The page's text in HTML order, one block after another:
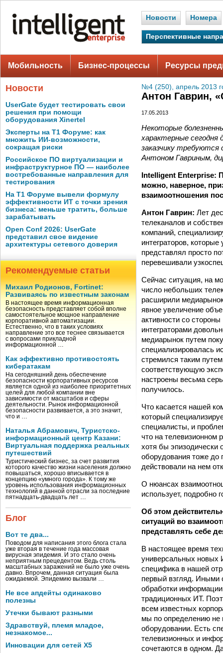
Новости Номера
Перспективные
Мобильность Бизнес-процессы Ресурсы
Новости
UserGate будет тестировать свои
решения при помощи
оборудования Xinertel
Эксперты на Т1 Форуме: как
множить ИИ-возможности,
сокращая риски
Российское ПО виртуализации и
инфраструктурное ПО — наиболее
востребованные направления для
тестирования
На Т1 Форуме вывели формулу
эффективности ИТ с точки зрения
бизнеса: меньше тратить, больше
зарабатывать
Open Conf 2026: UserGate
представил свое видение
архитектуры сетевого доверия
Рекомендуемые статьи
Михаил Родионов, Fortinet:
Развиваясь по известным законам
В настоящее время информационная
безопасность представляет собой вполне
самостоятельное мощное направление
корпоративной автоматизации.
Естественно, что в таких условиях
направление это все теснее связывается
с вопросами прикладной
информационной …
Как эффективно противостоять
кибератакам
На сегодняшний день обеспечение
безопасности корпоративных ресурсов
является одной из наиболее приоритетных
целей для любой компании вне
зависимости от масштабов и сферы
деятельности. Рынок информационной
безопасности развивается, а это значит,
что и …
Наталья Абрамович, Туристско-
информационный центр Казани:
Виртуальная поддержка реальных
путешествий
Туристический бизнес, за счет развития
которого качество жизни населения должно
повышаться, хорошо вписывается в
концепцию «умного города». К тому же
уровень использования информационных
технологий в данной отрасли за последние
пятнадцать-двадцать лет …
Блог
Вот те два...
Поводом для написания этого блога стала
уже вторая в течение года массовая
вирусная эпидемия. И это стало очень
неприятным прецедентом. Ведь столь
масштабных заражений не было уже очень
давно. Впрочем, данная ситуация была
ожидаемой. Эпидемию вызвали …
Не все апдейты одинаково
полезны
Утечки бывают разными
Здравствуй, племя младое,
незнакомое...
Инновации для сетей X5
№4 (250), апрель 2013
Антон Гаврин,
17.05.2013
Некоторые
характерные сегодня
заказчику требуются
Антоном Гавриным,
Intelligent Enterprise:
можно, наверное,
взаимоотношения
Антон Гаврин: Лет
телеканалов и
компаний,
интеграторов,
представлял просто
перевешивали
Сейчас ситуация, на
число небольших
расширили
явное увеличение
активности со
интеграторами
медиарынок путем
специализировалась
стремился таким
соответствующую
настроены весьма
получилось.
Что касается нашей
который
специалисты, и
что на телевизионном
хотя бы эпизодически
оборудования тоже до
действовали на нем
О нюансах
использует, подробно
Об этом
ситуаций во
представлять себе
В настоящее время
универсальных новых
специфика в нашей
первый взгляд. Иными
обработки
традиционных ИТ.
всем известных
мы по определению не
оборудовании. Есть
телевизионных и
сочетаются в одном.